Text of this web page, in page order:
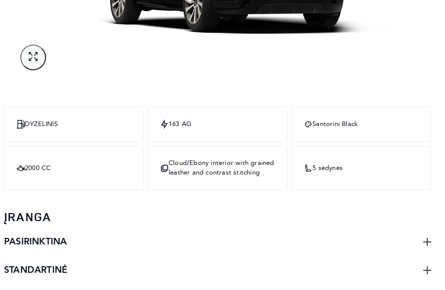
DYZELINIS 163 AG Santorini Black
2000 CC
Cloud/Ebony interior with grained
leather and contrast stitching
5 sėdynės
ĮRANGA
PASIRINKTINA
STANDARTINĖ